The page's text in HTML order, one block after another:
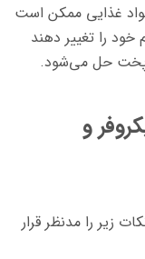
غذایی ممکن است
را تغییر دهند
پخت حل می‌شود.
و
زیر را مدنظر قرار